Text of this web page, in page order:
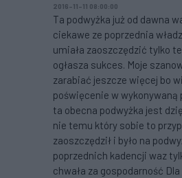
2016-11-11 08:00:00
Ta podwyżka już od dawna
ciekawe ze poprzednia
umiała zaoszczędzić tylko
ogłasza sukces. Moje
zarabiać jeszcze więcej bo
poświęcenie w
ta obecna podwyżka jest
nie temu który sobie to
zaoszczędził i było na
poprzednich kadencji waz
chwała za gospodarność